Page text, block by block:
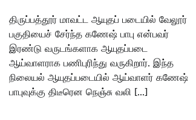
திருப்பத்தூர் மாவட்ட ஆயுதப் படையில் வேலூர்
பகுதியைச் சேர்ந்த கணேஷ் பாபு என்பவர்
இரண்டு வருடங்களாக ஆயுதப்படை
ஆய்வாளராக பணிபுரிந்து வருகிறார். இந்த
நிலையல் ஆயுதப்படையில் ஆய்வாளர் கணேஷ்
பாபுவுக்கு திடீரென நெஞ்சு வலி […]